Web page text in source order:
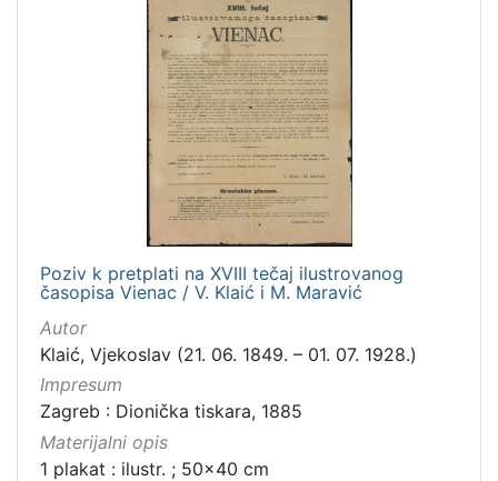
Poziv k pretplati na XVIII tečaj ilustrovanog
časopisa Vienac / V. Klaić i M. Maravić
Autor
Klaić, Vjekoslav (21. 06. 1849. – 01. 07. 1928.)
Impresum
Zagreb : Dionička tiskara, 1885
Materijalni opis
1 plakat : ilustr. ; 50x40 cm